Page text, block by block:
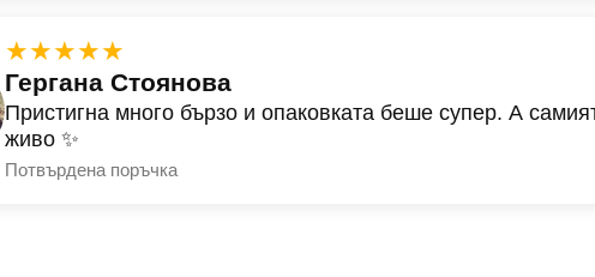
★★★★★
Гергана Стоянова
Пристигна много бързо и опаковката беше супер. А
живо ✨
Потвърдена поръчка